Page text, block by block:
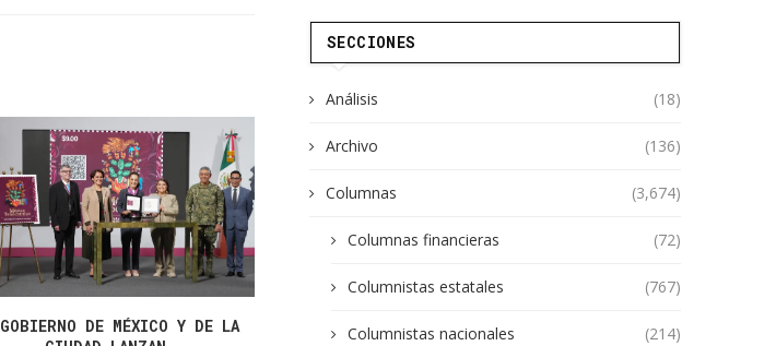
GOBIERNO DE MÉXICO Y DE LA
SECCIONES
Análisis (18)
Archivo (136)
Columnas (3,674)
Columnas financieras (72)
Columnistas estatales (767)
Columnistas nacionales (214)